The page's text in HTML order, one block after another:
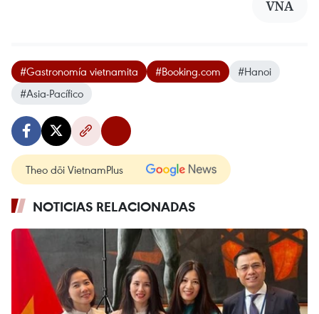
VNA
#Gastronomía vietnamita #Booking.com
#Hanoi
#Asia-Pacífico
Theo dõi VietnamPlus
NOTICIAS RELACIONADAS